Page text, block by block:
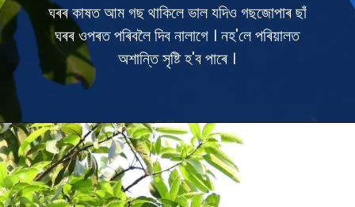
ঘৰৰ কাষত আম গছ থাকিলে ভাল যদিও গছজোপাৰ ছাঁ
ঘৰৰ ওপৰত পৰিবলৈ দিব নালাগে । নহ'লে পৰিয়ালত
অশান্তি সৃষ্টি হ'ব পাৰে ।